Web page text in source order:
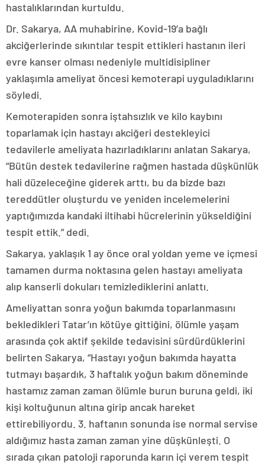
hastalıklarından kurtuldu.
Dr. Sakarya, AA muhabirine, Kovid-19’a bağlı
akciğerlerinde sıkıntılar tespit ettikleri hastanın ileri
evre kanser olması nedeniyle multidisipliner
yaklaşımla ameliyat öncesi kemoterapi uyguladıklarını
söyledi.
Kemoterapiden sonra iştahsızlık ve kilo kaybını
toparlamak için hastayı akciğeri destekleyici
tedavilerle ameliyata hazırladıklarını anlatan Sakarya,
“Bütün destek tedavilerine rağmen hastada düşkünlük
hali düzeleceğine giderek arttı, bu da bizde bazı
tereddütler oluşturdu ve yeniden incelemelerini
yaptığımızda kandaki iltihabi hücrelerinin yükseldiğini
tespit ettik.” dedi.
Sakarya, yaklaşık 1 ay önce oral yoldan yeme ve içmesi
tamamen durma noktasına gelen hastayı ameliyata
alıp kanserli dokuları temizlediklerini anlattı.
Ameliyattan sonra yoğun bakımda toparlanmasını
bekledikleri Tatar’ın kötüye gittiğini, ölümle yaşam
arasında çok aktif şekilde tedavisini sürdürdüklerini
belirten Sakarya, “Hastayı yoğun bakımda hayatta
tutmayı başardık, 3 haftalık yoğun bakım döneminde
hastamız zaman zaman ölümle burun buruna geldi, iki
kişi koltuğunun altına girip ancak hareket
ettirebiliyordu. 3. haftanın sonunda ise normal servise
aldığımız hasta zaman zaman yine düşkünleşti. O
sırada çıkan patoloji raporunda karın içi verem tespit